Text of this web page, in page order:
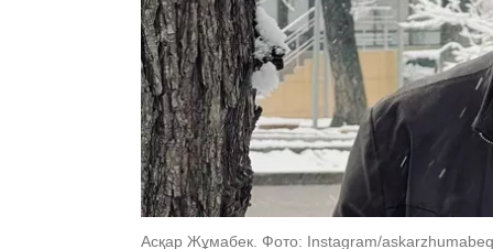
Асқар Жұмабек. Фото: Instagram/